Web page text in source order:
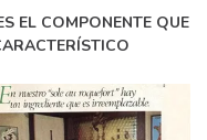
EL COMPONENTE QUE